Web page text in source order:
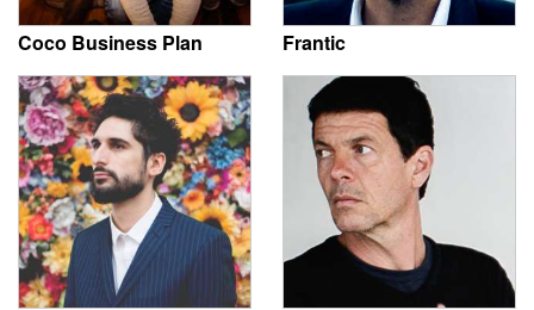
Coco Business Plan Frantic